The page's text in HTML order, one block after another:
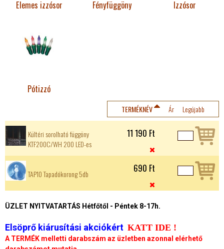
Elemes izzósor Fényfüggöny Izzósor
Pótizzó
TERMÉKNÉV Ár Legújabb
Kültéri sorolható függöny
KTF200C/WH 200 LED-es
11 190 Ft

TAP10 Tapadókorong 5db 690 Ft

ÜZLET NYITVATARTÁS Hétfőtől - Péntek 8-17h.
Elsöprő kiárusítási akciókért KATT IDE !
A TERMÉK melletti darabszám az üzletben azonnal elérhető